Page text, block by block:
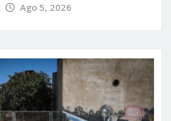
Ago 5, 2026